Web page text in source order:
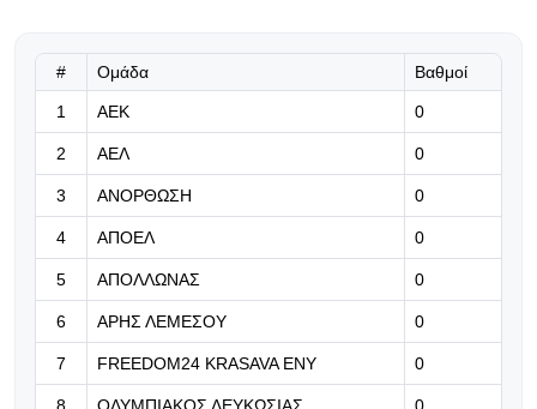
προσπάθεια υπονόμευσης του
Ινφαντίνο
09.08.2026 | 12:49
Πρώην παίκτης του Παναθηναϊκού
πάει σε ομάδα 4ης κατηγορίας της
Ιταλίας
# Ομάδα Βαθμοί
1 ΑΕΚ 0
2 ΑΕΛ 0
3 ΑΝΟΡΘΩΣΗ 0
4 ΑΠΟΕΛ 0
5 ΑΠΟΛΛΩΝΑΣ 0
6 ΑΡΗΣ ΛΕΜΕΣΟΥ 0
7 FREEDOM24 KRASAVA ΕΝΥ 0